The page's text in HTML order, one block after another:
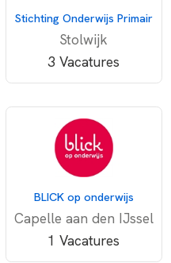
Stichting Onderwijs Primair
Stolwijk
3 Vacatures
BLICK op onderwijs
Capelle aan den IJssel
1 Vacatures